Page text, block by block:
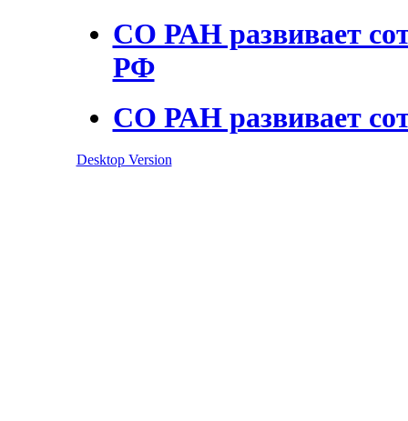
СО РАН развивает
РФ
СО РАН развивает
Desktop Version